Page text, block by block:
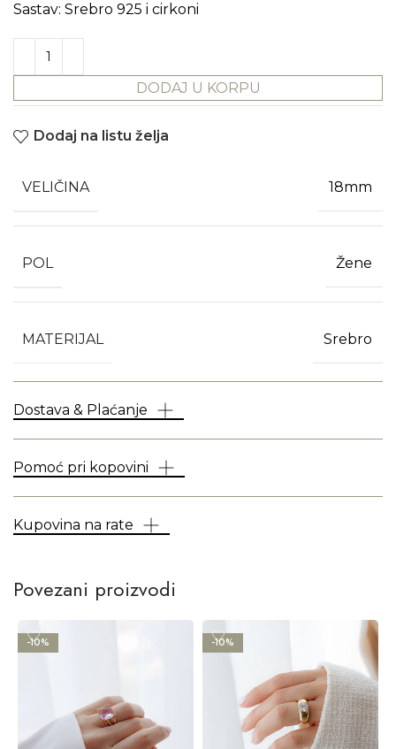
Sastav: Srebro 925 i cirkoni
DODAJ U KORPU
Dodaj na listu želja
VELIČINA 18mm
POL Žene
MATERIJAL Srebro
Dostava & Plaćanje
Pomoć pri kopovini
Kupovina na rate
Povezani proizvodi
-10% -10%